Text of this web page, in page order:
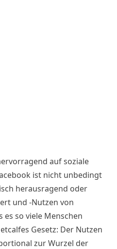
auf soziale
ist nicht unbedingt
herausragend oder
und -Nutzen von
es so viele Menschen
Gesetz: Der Nutzen
zur Wurzel der